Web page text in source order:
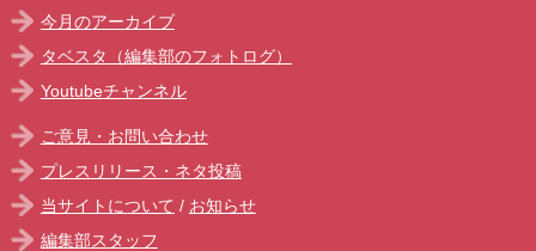
今月のアーカイブ
タベスタ（編集部のフォトログ）
Youtubeチャンネル
ご意見・お問い合わせ
プレスリリース・ネタ投稿
当サイトについて / お知らせ
編集部スタッフ